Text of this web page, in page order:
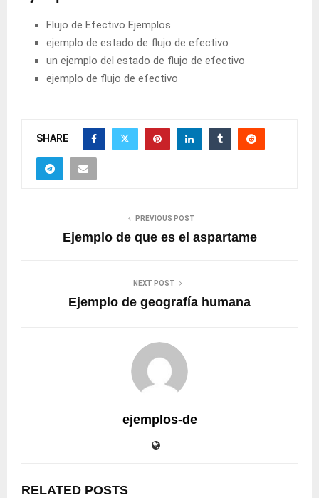
Flujo de Efectivo Ejemplos
ejemplo de estado de flujo de efectivo
un ejemplo del estado de flujo de efectivo
ejemplo de flujo de efectivo
SHARE
PREVIOUS POST
Ejemplo de que es el aspartame
NEXT POST
Ejemplo de geografía humana
ejemplos-de
RELATED POSTS